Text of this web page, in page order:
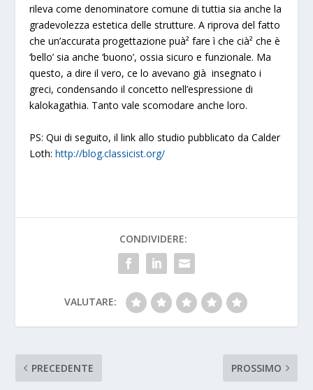
rileva come denominatore comune di tuttia sia anche la
gradevolezza estetica delle strutture. A riprova del fatto
che un’accurata progettazione puà² fare ì che cià² che è
‘bello’ sia anche ‘buono’, ossia sicuro e funzionale. Ma
questo, a dire il vero, ce lo avevano già insegnato i
greci, condensando il concetto nell’espressione di
kalokagathia. Tanto vale scomodare anche loro.
PS: Qui di seguito, il link allo studio pubblicato da Calder
Loth: http://blog.classicist.org/
CONDIVIDERE:
VALUTARE:
PRECEDENTE PROSSIMO